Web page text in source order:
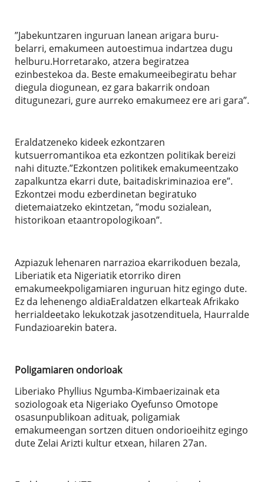
”Jabekuntzaren inguruan lanean arigara buru-
belarri, emakumeen autoestimua indartzea dugu
helburu.Horretarako, atzera begiratzea
ezinbestekoa da. Beste emakumeeibegiratu behar
diegula diogunean, ez gara bakarrik ondoan
ditugunezari, gure aurreko emakumeez ere ari gara”.
Eraldatzeneko kideek ezkontzaren
kutsuerromantikoa eta ezkontzen politikak bereizi
nahi dituzte.”Ezkontzen politikek emakumeentzako
zapalkuntza ekarri dute, baitadiskriminazioa ere”.
Ezkontzei modu ezberdinetan begiratuko
dietemaiatzeko ekintzetan, ”modu sozialean,
historikoan etaantropologikoan”.
Azpiazuk lehenaren narrazioa ekarrikoduen bezala,
Liberiatik eta Nigeriatik etorriko diren
emakumeekpoligamiaren inguruan hitz egingo dute.
Ez da lehenengo aldiaEraldatzen elkarteak Afrikako
herrialdeetako lekukotzak jasotzendituela, Haurralde
Fundazioarekin batera.
Poligamiaren ondorioak
Liberiako Phyllius Ngumba-Kimbaerizainak eta
soziologoak eta Nigeriako Oyefunso Omotope
osasunpublikoan adituak, poligamiak
emakumeengan sortzen dituen ondorioeihitz egingo
dute Zelai Arizti kultur etxean, hilaren 27an.